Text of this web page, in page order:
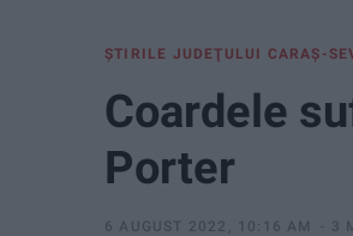
ŞTIRILE JUDEŢULUI CARAŞ-
Coardele
Porter
6 AUGUST 2022, 10:16 AM 3